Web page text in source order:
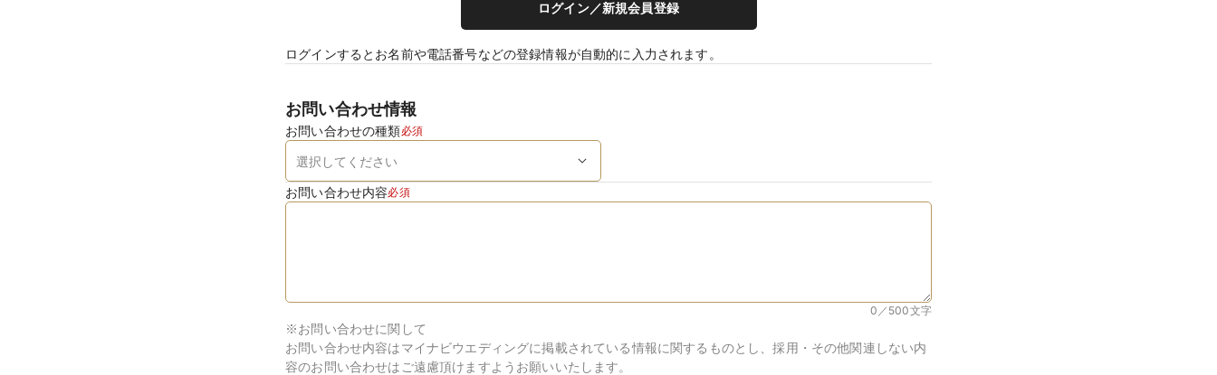
ログイン／新規会員登録
ログインするとお名前や電話番号などの登録情報が自動的に入力されます。
お問い合わせ情報
お問い合わせの種類必須
お問い合わせ内容必須
0／500文字
※お問い合わせに関して
お問い合わせ内容はマイナビウエディングに掲載されている情報に関するものとし、採用・その他関連しない内
容のお問い合わせはご遠慮頂けますようお願いいたします。